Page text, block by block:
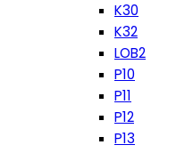
K30
K32
LOB2
P10
P11
P12
P13